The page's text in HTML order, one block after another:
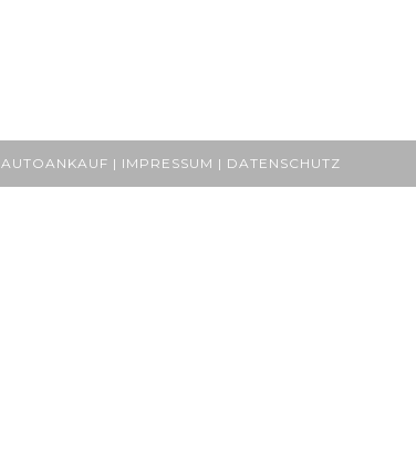
AUTOANKAUF | IMPRESSUM | DATENSCHUTZ